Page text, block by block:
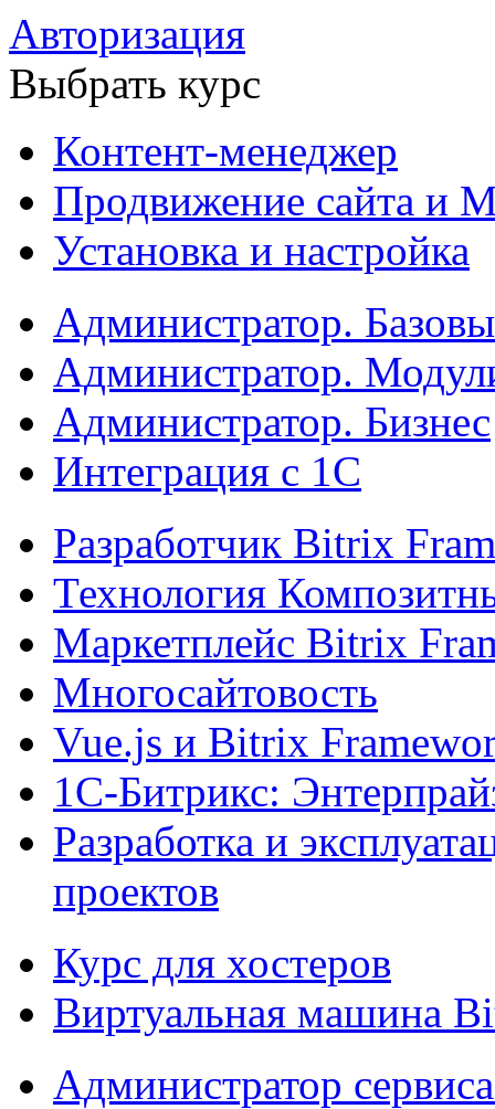
Авторизация
Выбрать курс
Контент-менеджер
Продвижение сайта и
Установка и настройка
Администратор.
Администратор.
Администратор. Бизнес
Интеграция с 1С
Разработчик Bitrix
Технология
Маркетплейс Bitrix
Многосайтовость
Vue.js и Bitrix
1С-Битрикс:
Разработка и
проектов
Курс для хостеров
Виртуальная машина
Администратор